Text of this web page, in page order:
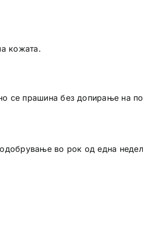
кожата.
се прашина без допирање на
во рок од една